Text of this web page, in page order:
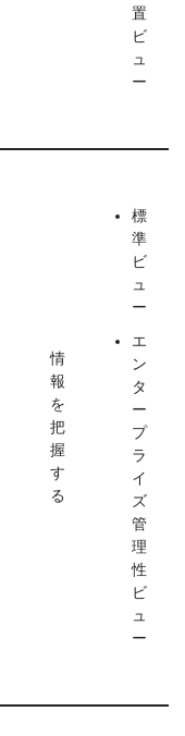
置
ビ
ュ
ー
情
報
を
把
握
す
る
標
準
ビ
ュ
ー
エ
ン
タ
ー
プ
ラ
イ
ズ
管
理
性
ビ
ュ
ー